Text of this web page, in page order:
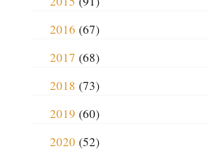
2016 (67)
2017 (68)
2018 (73)
2019 (60)
2020 (52)